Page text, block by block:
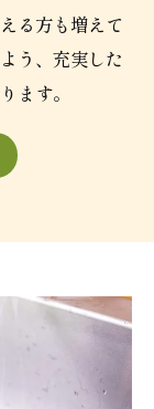
る方も増えて
う、充実した
ます。